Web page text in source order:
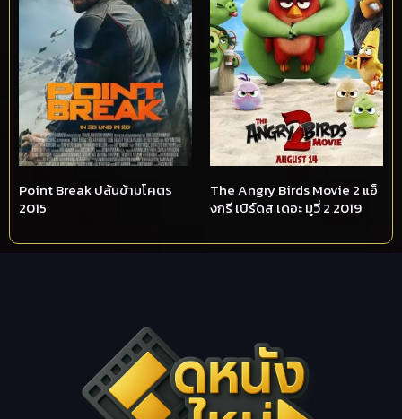
Point Break ปล้นข้ามโคตร
2015
The Angry Birds Movie 2 แอ็
งกรี เบิร์ดส เดอะ มูวี่ 2 2019